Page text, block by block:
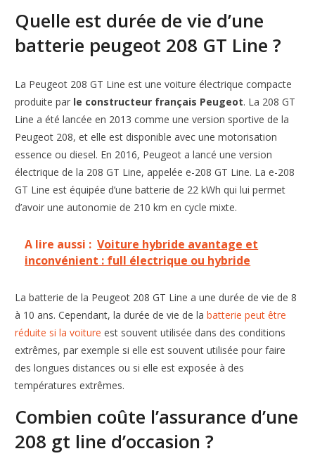
Quelle est durée de vie d’une
batterie peugeot 208 GT Line ?
La Peugeot 208 GT Line est une voiture électrique compacte
produite par le constructeur français Peugeot. La 208 GT
Line a été lancée en 2013 comme une version sportive de la
Peugeot 208, et elle est disponible avec une motorisation
essence ou diesel. En 2016, Peugeot a lancé une version
électrique de la 208 GT Line, appelée e-208 GT Line. La e-208
GT Line est équipée d’une batterie de 22 kWh qui lui permet
d’avoir une autonomie de 210 km en cycle mixte.
A lire aussi : Voiture hybride avantage et
inconvénient : full électrique ou hybride
La batterie de la Peugeot 208 GT Line a une durée de vie de 8
à 10 ans. Cependant, la durée de vie de labatterie peut être
réduite si la voiture est souvent utilisée dans des conditions
extrêmes, par exemple si elle est souvent utilisée pour faire
des longues distances ou si elle est exposée à des
températures extrêmes.
Combien coûte l’assurance d’une
208 gt line d’occasion ?